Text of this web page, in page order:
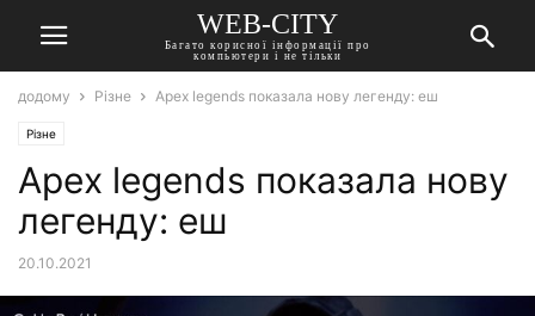
WEB-CITY
Багато корисної інформації про
компьютери і не тільки
додому Різне Apex legends показала нову легенду: еш
Різне
Apex legends показала нову
легенду: еш
20.10.2021